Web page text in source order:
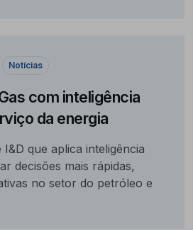
Notícias
com inteligência
da energia
que aplica inteligência
decisões mais rápidas,
no setor do petróleo e